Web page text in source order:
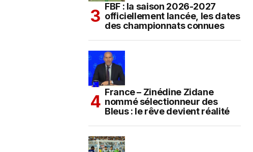
FBF : la saison 2026-2027
officiellement lancée, les dates
des championnats connues
France – Zinédine Zidane
nommé sélectionneur des
Bleus : le rêve devient réalité